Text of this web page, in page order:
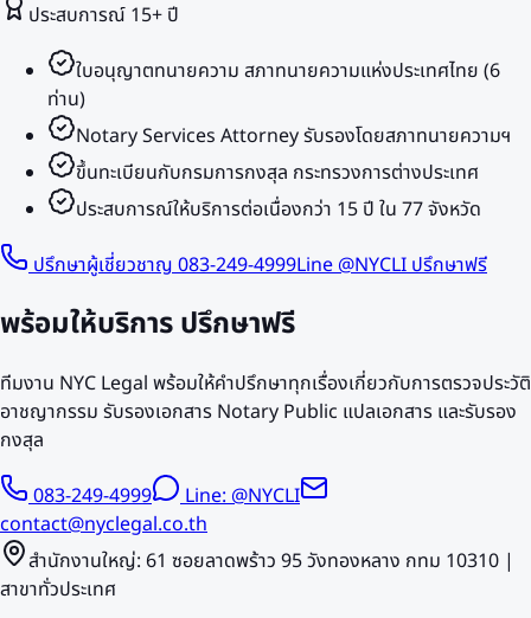
ประสบการณ์ 15+ ปี
ใบอนุญาตทนายความ สภาทนายความแห่งประเทศไทย (6
ท่าน)
Notary Services Attorney รับรองโดยสภาทนายความฯ
ขึ้นทะเบียนกับกรมการกงสุล กระทรวงการต่างประเทศ
ประสบการณ์ให้บริการต่อเนื่องกว่า 15 ปี ใน 77 จังหวัด
ปรึกษาผู้เชี่ยวชาญ 083-249-4999Line @NYCLI ปรึกษาฟรี
พร้อมให้บริการปรึกษาฟรี
ทีมงาน NYC Legal พร้อมให้คำปรึกษาทุกเรื่องเกี่ยวกับการตรวจประวัติ
อาชญากรรม รับรองเอกสาร Notary Public แปลเอกสาร และรับรอง
กงสุล
083-249-4999
Line: @NYCLI
contact@nyclegal.co.th
สำนักงานใหญ่: 61 ซอยลาดพร้าว 95 วังทองหลาง กทม 10310 |
สาขาทั่วประเทศ